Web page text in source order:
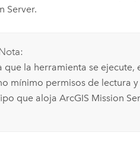
Server.
que la herramienta se
mínimo permisos de lectura
que aloja ArcGIS Mission